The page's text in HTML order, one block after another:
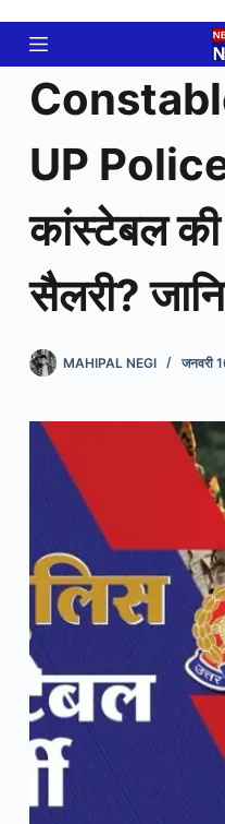
UP Police
कांस्टेबल की
सैलरी?
MAHIPAL NEGI जनवरी